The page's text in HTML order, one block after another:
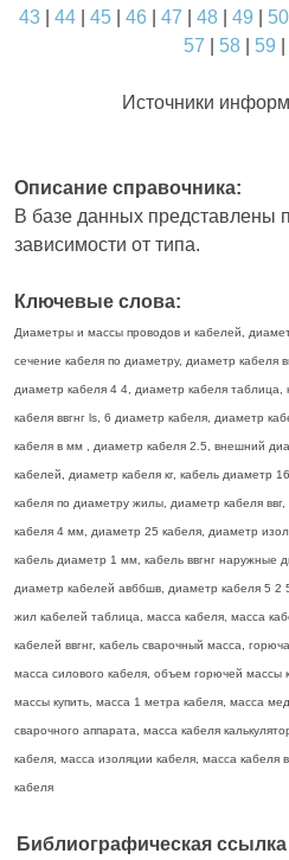
43 44 45 46 47 48 49 50
57
58 59
Источники
Описание справочника:
В базе данных представлены
зависимости от типа.
Ключевые слова:
Диаметры и массы проводов и кабелей,
сечение кабеля по диаметру, диаметр кабеля
диаметр кабеля 4 4, диаметр кабеля таблица,
кабеля ввгнг ls, 6 диаметр кабеля, диаметр
кабеля в мм , диаметр кабеля 2.5, внешний
кабелей, диаметр кабеля кг, кабель диаметр
кабеля по диаметру жилы, диаметр кабеля
кабеля 4 мм, диаметр 25 кабеля, диаметр
кабель диаметр 1 мм, кабель ввгнг наружные
диаметр кабелей авббшв, диаметр кабеля 5
жил кабелей таблица, масса кабеля, масса
кабелей ввгнг, кабель сварочный масса,
масса силового кабеля, объем горючей массы
массы купить, масса 1 метра кабеля, масса
сварочного аппарата, масса кабеля
кабеля, масса изоляции кабеля, масса кабеля
кабеля
Библиографическая